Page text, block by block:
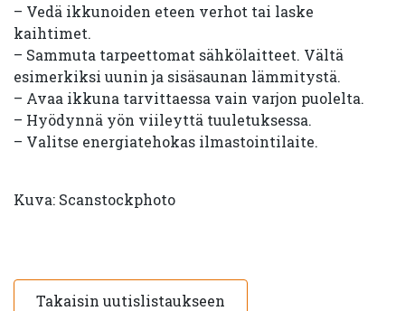
– Vedä ikkunoiden eteen verhot tai laske
kaihtimet.
– Sammuta tarpeettomat sähkölaitteet. Vältä
esimerkiksi uunin ja sisäsaunan lämmitystä.
– Avaa ikkuna tarvittaessa vain varjon puolelta.
– Hyödynnä yön viileyttä tuuletuksessa.
– Valitse energiatehokas ilmastointilaite.
Kuva: Scanstockphoto
Takaisin uutislistaukseen